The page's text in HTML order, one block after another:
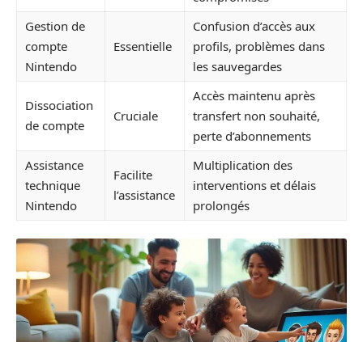
Gestion de
compte
Nintendo
Essentielle
Confusion d’accès aux
profils, problèmes dans
les sauvegardes
Dissociation
de compte
Cruciale
Accès maintenu après
transfert non souhaité,
perte d’abonnements
Assistance
technique
Nintendo
Facilite
l’assistance
Multiplication des
interventions et délais
prolongés